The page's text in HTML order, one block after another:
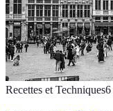
Recettes et Techniques6